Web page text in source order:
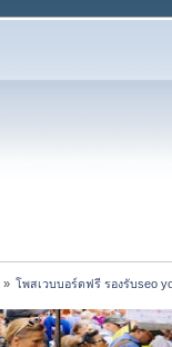
» โพสเวบบอร์ดฟรี รองรับseo